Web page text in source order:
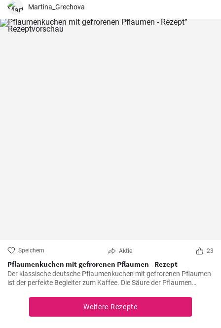
Martina_Grechova
Speichern Aktie 23
Pflaumenkuchen mit gefrorenen Pflaumen - Rezept
Der klassische deutsche Pflaumenkuchen mit gefrorenen Pflaumen
ist der perfekte Begleiter zum Kaffee. Die Säure der Pflaumen
Geschmackserlebnis.
Weitere Rezepte